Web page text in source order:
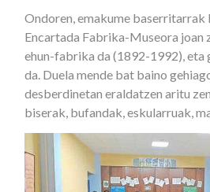
Ondoren, emakume baserritarrak
Encartada Fabrika-Museora joan
ehun-fabrika da (1892-1992), eta
da. Duela mende bat baino
desberdinetan eraldatzen aritu
biserak, bufandak, eskularruak,